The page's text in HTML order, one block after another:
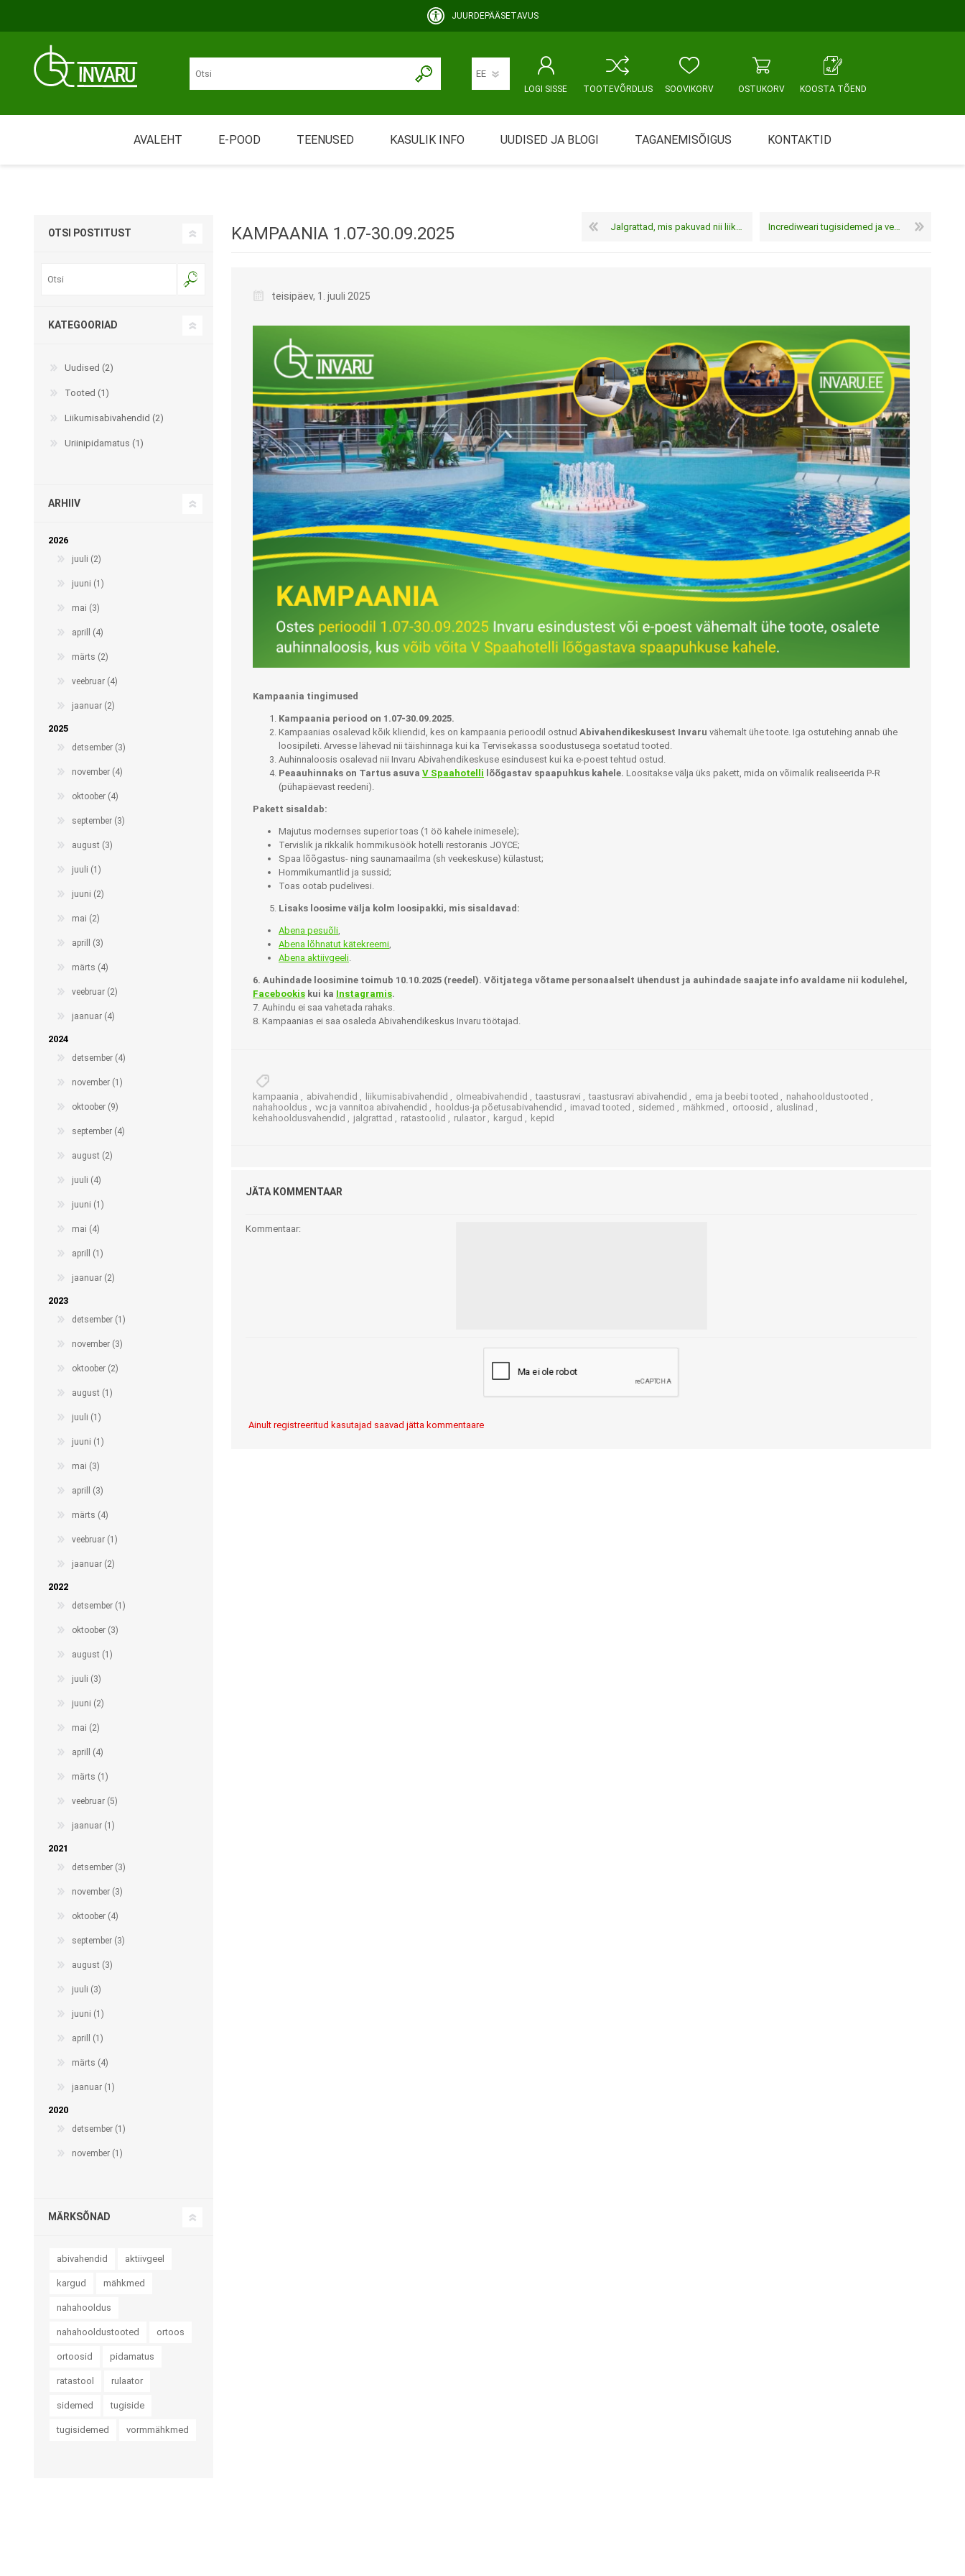
JUURDEPÄÄSETAVUS
LOGI SISSE TOOTEVÕRDLUS SOOVIKORV OSTUKORV KOOSTA TÕEND
AVALEHT E-POOD
Jalgrattad
Varuosad ja lisatarvikud
TOOTED
Madratsikaitsmed
Mähkmed täiskasvanutele
Mähkmed lastele
Püksid mähkmete
fikseerimiseks
Niisutatud puhastusrätikud
Pesuained
Kreemid
Pesu- ja ühekordsed kindad
Nahahooldusvahendid
Mähkmed lastele
Beebikaal
Rinnapumbad ja lisatarvikud
Aluslinad
Sidemed naistele
Niisutatud salvrätid
Tugikäepidemed
Astmed
Dušitoolid, vanniistmed ja -
lauad
prilllauad käetugedega
Varuosad ja lisavarustus
poti- ja dušitoolidele
Uriinikogujad ja kateetrid
Voodid
Voodi lisatarvikud
Madratsid lamatiste
vältimiseks
Voodilauad
Siibrid ja uriinipudelid
Siirdumis- ja
teisaldamisvahendid
Muud tooted
OLMEABIVAHENDID
Muud tooted
Toidu valmistamine ja
söömine
Abivahendid käelise
TREENING JA TERAAPIA
Treeningvahendid
Istumis- ja asendravipadjad
ORTOOSID
Põlveortoosid
Selja- ja nimmepiirkonna
ortoosid
Kõhuortoosid
Õla- ja küünarliigese
Randme-kämblaortoosid
Ortopeedilised abivahendid,
tallatoed, muud tooted
KOMMUNIKATSIOON
Sisendseadmed
Statiivid
KOMPRESSIOONTOOTED
VARUOSAD JA
TEENUSED KASULIK INFO UUDISED JA BLOGI TAGANEMISÕIGUS KONTAKTID
Tallinn, Mustamäe tee
Narva
Kuressaare
Haapsalu
Rapla
Paide
Käina
Valga
Erilahenduste osakond
Kommunikatsiooniabivahendid
Ladu
Jalgrattad, mis pakuvad nii liikumis- kui avastamisrõõmu Incrediweari tugisidemed ja vereringet soodustavad tooted – mida peaksid teadma?
KAMPAANIA 1.07-30.09.2025
teisipäev, 1. juuli 2025
Kampaania tingimused
Kampaania periood on 1.07-30.09.2025.
Kampaanias osalevad kõik kliendid, kes on kampaania perioodil ostnud Abivahendikeskusest Invaru vähemalt ühe toote. Iga ostutehing annab ühe
loosipileti. Arvesse lähevad nii täishinnaga kui ka Tervisekassa soodustusega soetatud tooted.
Auhinnaloosis osalevad nii Invaru Abivahendikeskuse esindusest kui ka e-poest tehtud ostud.
Peaauhinnaks on Tartus asuva V Spaahotelli lõõgastav spaapuhkus kahele. Loositakse välja üks pakett, mida on võimalik realiseerida P-R
(pühapäevast reedeni).
Pakett sisaldab:
Majutus modernses superior toas (1 öö kahele inimesele);
Tervislik ja rikkalik hommikusöök hotelli restoranis JOYCE;
Spaa lõõgastus- ning saunamaailma (sh veekeskuse) külastust;
Hommikumantlid ja sussid;
Toas ootab pudelivesi.
Lisaks loosime välja kolm loosipakki, mis sisaldavad:
Abena pesuõli
Abena lõhnatut kätekreemi
Abena aktiivgeeli
6. Auhindade loosimine toimub 10.10.2025 (reedel). Võitjatega võtame personaalselt ühendust ja auhindade saajate info avaldame nii kodulehel,
Facebookis kui ka Instagramis.
7. Auhindu ei saa vahetada rahaks.
8. Kampaanias ei saa osaleda Abivahendikeskus Invaru töötajad.
kampaania abivahendid liikumisabivahendid olmeabivahendid taastusravi taastusravi abivahendid ema ja beebi tooted nahahooldustooted
nahahooldus
wc ja vannitoa abivahendid hooldus-ja põetusabivahendid imavad tooted sidemed mähkmed ortoosid aluslinad
kehahooldusvahendid
jalgrattad ratastoolid rulaator kargud kepid
JÄTA KOMMENTAAR
Kommentaar:
Ainult registreeritud kasutajad saavad jätta kommentaare
OTSI POSTITUST
KATEGOORIAD
Uudised (2)
Tooted (1)
Liikumisabivahendid (2)
Uriinipidamatus (1)
ARHIIV
2026
juuli (2)
juuni (1)
mai (3)
aprill (4)
märts (2)
veebruar (4)
jaanuar (2)
2025
detsember (3)
november (4)
oktoober (4)
september (3)
august (3)
juuli (1)
juuni (2)
mai (2)
aprill (3)
märts (4)
veebruar (2)
jaanuar (4)
2024
detsember (4)
november (1)
oktoober (9)
september (4)
august (2)
juuli (4)
juuni (1)
mai (4)
aprill (1)
jaanuar (2)
2023
detsember (1)
november (3)
oktoober (2)
august (1)
juuli (1)
juuni (1)
mai (3)
aprill (3)
märts (4)
veebruar (1)
jaanuar (2)
2022
detsember (1)
oktoober (3)
august (1)
juuli (3)
juuni (2)
mai (2)
aprill (4)
märts (1)
veebruar (5)
jaanuar (1)
2021
detsember (3)
november (3)
oktoober (4)
september (3)
august (3)
juuli (3)
juuni (1)
aprill (1)
märts (4)
jaanuar (1)
2020
detsember (1)
november (1)
MÄRKSÕNAD
abivahendid aktiivgeel
kargud mähkmed
nahahooldus
nahahooldustooted ortoos
ortoosid pidamatus
ratastool rulaator
sidemed tugiside
tugisidemed vormmähkmed